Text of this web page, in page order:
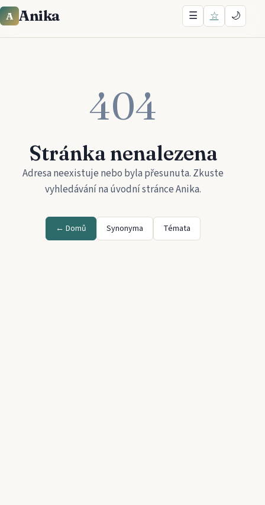
A Anika ☰ ☆ 🌙
404
Stránka nenalezena
Adresa neexistuje nebo byla přesunuta. Zkuste
vyhledávání na úvodní stránceAnika.
← Domů Synonyma Témata